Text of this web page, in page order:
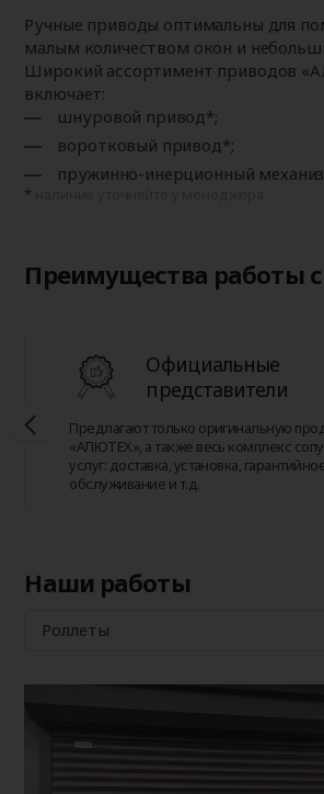
Ручные приводы оптимальны для
малым количеством окон и
Широкий ассортимент приводов
включает:
шнуровой привод*;
воротковый привод*;
пружинно-инерционный
Преимущества работы
Официальные
представители
Предлагают только оригинальную
«АЛЮТЕХ», а также весь комплекс
услуг: доставка, установка,
обслуживание и т.д.
Наши работы
Роллеты